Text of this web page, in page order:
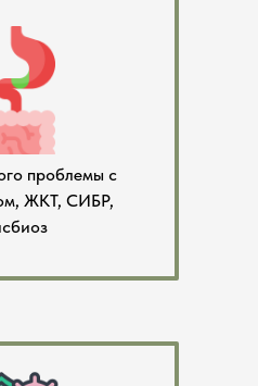
проблемы с
ЖКТ, СИБР,